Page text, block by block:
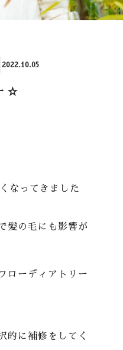
2022.10.05
☆
なってきました
髪の毛にも影響が
ローディアトリー
的に補修をしてく